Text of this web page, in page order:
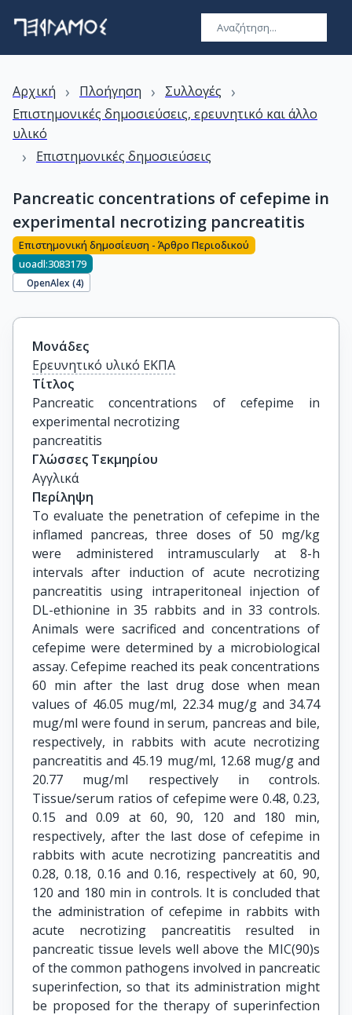
Αρχική › Πλοήγηση › Συλλογές ›
Επιστημονικές δημοσιεύσεις, ερευνητικό και άλλο
υλικό
› Επιστημονικές δημοσιεύσεις
Pancreatic concentrations of cefepime in
experimental necrotizing pancreatitis
Επιστημονική δημοσίευση - Άρθρο Περιοδικού
uoadl:3083179
OpenAlex (4)
Μονάδες
Ερευνητικό υλικό ΕΚΠΑ
Τίτλος
Pancreatic concentrations of cefepime in
experimental necrotizing
pancreatitis
Γλώσσες Τεκμηρίου
Αγγλικά
Περίληψη
To evaluate the penetration of cefepime in the
inflamed pancreas, three doses of 50 mg/kg
were administered intramuscularly at 8-h
intervals after induction of acute necrotizing
pancreatitis using intraperitoneal injection of
DL-ethionine in 35 rabbits and in 33 controls.
Animals were sacrificed and concentrations of
cefepime were determined by a microbiological
assay. Cefepime reached its peak concentrations
60 min after the last drug dose when mean
values of 46.05 mug/ml, 22.34 mug/g and 34.74
mug/ml were found in serum, pancreas and bile,
respectively, in rabbits with acute necrotizing
pancreatitis and 45.19 mug/ml, 12.68 mug/g and
20.77 mug/ml respectively in controls.
Tissue/serum ratios of cefepime were 0.48, 0.23,
0.15 and 0.09 at 60, 90, 120 and 180 min,
respectively, after the last dose of cefepime in
rabbits with acute necrotizing pancreatitis and
0.28, 0.18, 0.16 and 0.16, respectively at 60, 90,
120 and 180 min in controls. It is concluded that
the administration of cefepime in rabbits with
acute necrotizing pancreatitis resulted in
pancreatic tissue levels well above the MIC(90)s
of the common pathogens involved in pancreatic
superinfection, so that its administration might
be proposed for the therapy of superinfection